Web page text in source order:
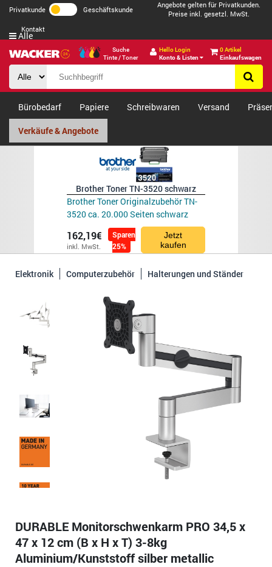
Privatkunde Geschäftskunde
Angebote gelten für Privatkunden.
Preise inkl. gesetzl. MwSt.
Kontakt
Suche
Tinte / Toner
Hello Login
Konto & Listen
0 Artikel
Einkaufswagen
Alle
Bürobedarf Papiere Schreibwaren Versand
Verkäufe & Angebote
Brother Toner TN-3520 schwarz
Brother Toner Originalzubehör TN-
3520 ca. 20.000 Seiten schwarz
162,19€
inkl. MwSt.
Sparen
25%
Jetzt
kaufen
Elektronik Computerzubehör Halterungen und Ständer
DURABLE Monitorschwenkarm PRO 34,5 x
47 x 12 cm (B x H x T) 3-8kg
Aluminium/Kunststoff silber metallic